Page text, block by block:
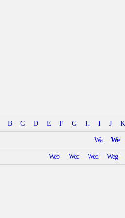
B C D E F G H I J K
Wa We
Web Wec Wed Weg